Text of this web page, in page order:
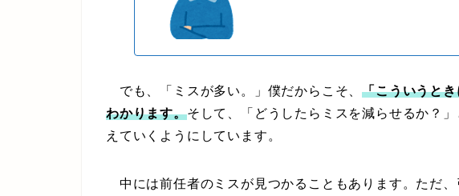
でも、「ミスが多い。」僕だからこそ、「こういうと
わかります。そして、「どうしたらミスを減らせるか？
えていくようにしています。
中には前任者のミスが見つかることもあります。ただ